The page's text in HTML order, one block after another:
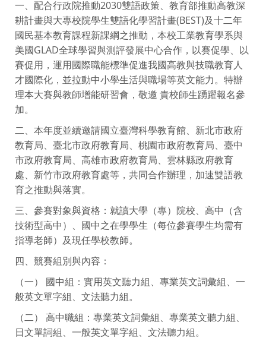
一、配合行政院推動2030雙語政策、教育部推動高教深
耕計畫與大專校院學生雙語化學習計畫(BEST)及十二年
國民基本教育課程新課綱之推動，本校工業教育學系與
美國GLAD全球學習與測評發展中心合作，以賽促學、以
賽促用，運用國際職能標準促進我國高教與技職教育人
才國際化，並拉動中小學生活與職場等英文能力。特辦
理本大賽與教師增能研習會，敬邀 貴校師生踴躍報名參
加。
二、本年度並續邀請國立臺灣科學教育館、新北市政府
教育局、臺北市政府教育局、桃園市政府教育局、臺中
市政府教育局、高雄市政府教育局、雲林縣政府教育
處、新竹市政府教育處等，共同合作辦理，加速雙語教
育之推動與落實。
三、參賽對象與資格：就讀大學（專）院校、高中（含
技術型高中）、國中之在學學生（每位參賽學生均需有
指導老師）及現任學校教師。
四、競賽組別與內容：
（一） 國中組：實用英文聽力組、專業英文詞彙組、一
般英文單字組、文法聽力組。
（二） 高中職組：專業英文詞彙組、專業英文聽力組、
日文單詞組、一般英文單字組、文法聽力組。